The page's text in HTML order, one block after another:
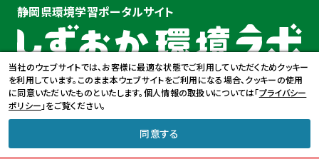
静岡県環境学習ポータルサイト
当サイトについて 環境学習ROOM
学習教材
実践活動団体
環境学習リーダー
環境学習施設
環境学習情報
個人情報保護方針
当社のウェブサイトでは、お客様に最適な状態でご利用していただくためクッキー
を利用しています。このまま本ウェブサイトをご利用になる場合、クッキーの使用
に同意いただいたものといたします。個人情報の取扱いについては「プライバシー
ポリシー 」をご覧ください。
同意する